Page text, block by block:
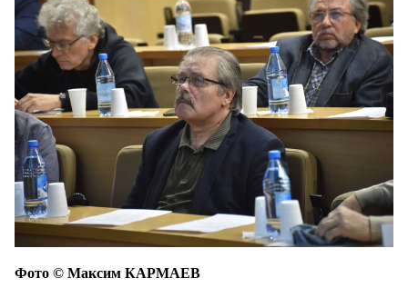
Фото © Максим КАРМАЕВ